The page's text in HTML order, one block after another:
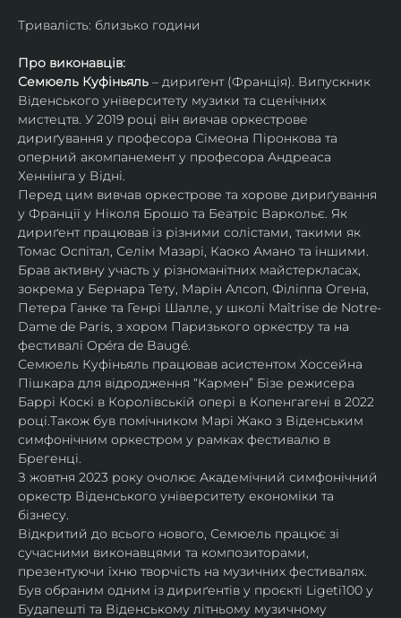
Тривалість: близько години
Про виконавців:
Семюель Куфіньяль – дириґент (Франція). Випускник
Віденського університету музики та сценічних
мистецтв. У 2019 році він вивчав оркестрове
дириґування у професора Сімеона Піронкова та
оперний акомпанемент у професора Андреаса
Хеннінга у Відні.
Перед цим вивчав оркестрове та хорове дириґування
у Франції у Ніколя Брошо та Беатріс Варкольє. Як
дириґент працював із різними солістами, такими як
Томас Оспітал, Селім Мазарі, Каоко Амано та іншими.
Брав активну участь у різноманітних майстеркласах,
зокрема у Бернара Тету, Марін Алсоп, Філіппа Огена,
Петера Ганке та Генрі Шалле, у школі Maîtrise de Notre-
Dame de Paris, з хором Паризького оркестру та на
фестивалі Opéra de Baugé.
Семюель Куфіньяль працював асистентом Хоссейна
Пішкара для відродження “Кармен” Бізе режисера
Баррі Коскі в Королівській опері в Копенгагені в 2022
році.Також був помічником Марі Жако з Віденським
симфонічним оркестром у рамках фестивалю в
Брегенці.
З жовтня 2023 року очолює Академічний симфонічний
оркестр Віденського університету економіки та
бізнесу.
Відкритий до всього нового, Семюель працює зі
сучасними виконавцями та композиторами,
презентуючи їхню творчість на музичних фестивалях.
Був обраним одним із дириґентів у проєкті Ligeti100 у
Будапешті та Віденському літньому музичному